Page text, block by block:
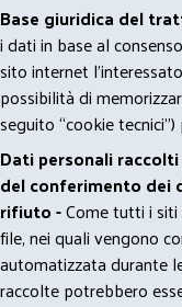
Base giuridica del
i dati in base al
sito internet
possibilità di
seguito “cookie
Dati personali
del conferimento dei
rifiuto -Come tutti i
file, nei quali vengono
automatizzata durante
raccolte potrebbero